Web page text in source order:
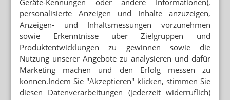
personalisierte Anzeigen und Inhalte anzuzeigen,
Anzeigen- und Inhaltsmessungen vorzunehmen
sowie Erkenntnisse über Zielgruppen und
Produktentwicklungen zu gewinnen sowie die
Nutzung unserer Angebote zu analysieren und dafür
Marketing machen und den Erfolg messen zu
können.Indem Sie "Akzeptieren" klicken, stimmen Sie
diesen Datenverarbeitungen (jederzeit widerruflich)
Cannabis: So läuft die Abrechnung
BTMVV
Medizinalcannabis: Vernichtung nur mit Doku
ÜBERGANGSZEITRAUM VERLÄNGERT
Auf unbestimmte Zeit: Cannabis auf BtM-
Rezept